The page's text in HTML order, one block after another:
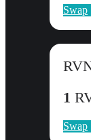
Swap
1
Swap